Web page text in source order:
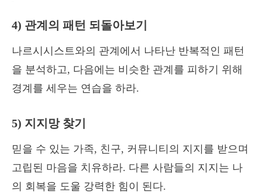
4) 관계의 패턴 되돌아보기
나르시시스트와의 관계에서 나타난 반복적인 패턴
을 분석하고, 다음에는 비슷한 관계를 피하기 위해
경계를 세우는 연습을 하라.
5) 지지망 찾기
믿을 수 있는 가족, 친구, 커뮤니티의 지지를 받으며
고립된 마음을 치유하라. 다른 사람들의 지지는 나
의 회복을 도울 강력한 힘이 된다.